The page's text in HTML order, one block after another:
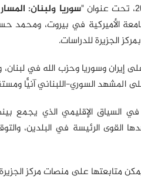
سوريا ولبنان:
الأميركية في بيروت،
الجزيرة للدراسات.
إيران وسوريا وحزب الله في
المشهد السوري-اللبناني آنيًّا
في السياق الإقليمي الذي
الرئيسة في البلدين،
متابعتها على منصات مركز